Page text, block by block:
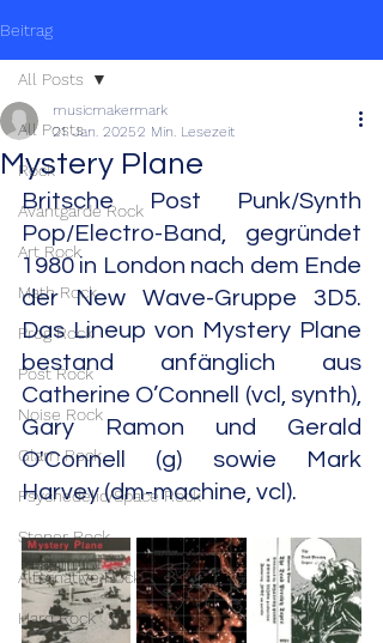
Beitrag
All Posts
Rock
Avantgarde Rock
Art Rock
Math Rock
Prog Rock
Post Rock
Noise Rock
Glam Rock
Psychedelic/Space Rock
Stoner Rock
Alternative Rock
Hard Rock
All Posts
Mystery Plane
musicmakermark
21. Jan. 20252 Min. Lesezeit
Britsche Post Punk/Synth
Pop/Electro-Band, gegründet
1980 in London nach dem Ende
der New Wave-Gruppe 3D5.
Das Lineup von Mystery Plane
bestand anfänglich aus
Catherine O’Connell (vcl, synth),
Gary Ramon und Gerald
O'Connell (g) sowie Mark
Harvey (dm-machine, vcl).